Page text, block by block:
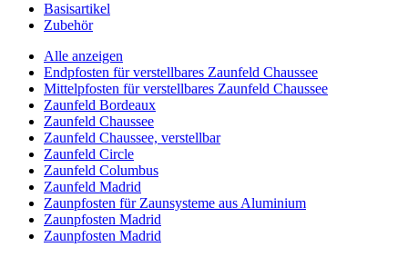
Basisartikel
Zubehör
Alle anzeigen
Endpfosten für verstellbares Zaunfeld Chaussee
Mittelpfosten für verstellbares Zaunfeld Chaussee
Zaunfeld Bordeaux
Zaunfeld Chaussee
Zaunfeld Chaussee, verstellbar
Zaunfeld Circle
Zaunfeld Columbus
Zaunfeld Madrid
Zaunpfosten für Zaunsysteme aus Aluminium
Zaunpfosten Madrid
Zaunpfosten Madrid